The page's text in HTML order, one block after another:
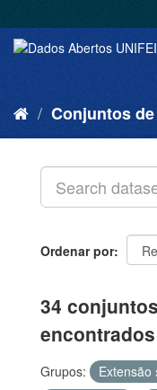
Conjuntos
Ordenar por
34
encontrados
Grupos: Extensão